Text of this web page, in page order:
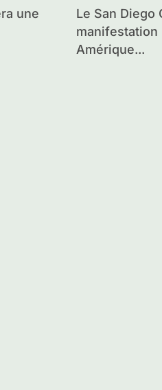
Le San Diego Comic-Con International est la
manifestation
Amérique...